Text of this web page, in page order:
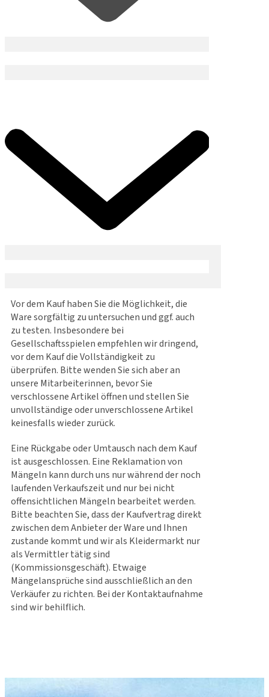
Vor dem Kauf haben Sie die Möglichkeit, die
Ware sorgfältig zu untersuchen und ggf. auch
zu testen. Insbesondere bei
Gesellschaftsspielen empfehlen wir dringend,
vor dem Kauf die Vollständigkeit zu
überprüfen. Bitte wenden Sie sich aber an
unsere Mitarbeiterinnen, bevor Sie
verschlossene Artikel öffnen und stellen Sie
unvollständige oder unverschlossene Artikel
keinesfalls wieder zurück.
Eine Rückgabe oder Umtausch nach dem Kauf
ist ausgeschlossen. Eine Reklamation von
Mängeln kann durch uns nur während der noch
laufenden Verkaufszeit und nur bei nicht
offensichtlichen Mängeln bearbeitet werden.
Bitte beachten Sie, dass der Kaufvertrag direkt
zwischen dem Anbieter der Ware und Ihnen
zustande kommt und wir als Kleidermarkt nur
als Vermittler tätig sind
(Kommissionsgeschäft). Etwaige
Mängelansprüche sind ausschließlich an den
Verkäufer zu richten. Bei der Kontaktaufnahme
sind wir behilflich.